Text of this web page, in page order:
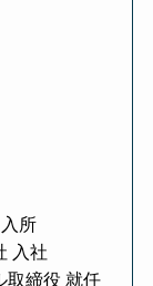
所
入社
締役 就任